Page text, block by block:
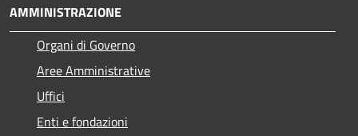
AMMINISTRAZIONE
Organi di Governo
Aree Amministrative
Uffici
Enti e fondazioni